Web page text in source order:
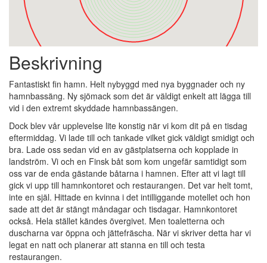
Beskrivning
Fantastiskt fin hamn. Helt nybyggd med nya byggnader och ny
hamnbassäng. Ny sjömack som det är väldigt enkelt att lägga till
vid i den extremt skyddade hamnbassängen.
Dock blev vår upplevelse lite konstig när vi kom dit på en tisdag
eftermiddag. Vi lade till och tankade vilket gick väldigt smidigt och
bra. Lade oss sedan vid en av gästplatserna och kopplade in
landström. Vi och en Finsk båt som kom ungefär samtidigt som
oss var de enda gästande båtarna i hamnen. Efter att vi lagt till
gick vi upp till hamnkontoret och restaurangen. Det var helt tomt,
inte en själ. Hittade en kvinna i det intilliggande motellet och hon
sade att det är stängt måndagar och tisdagar. Hamnkontoret
också. Hela stället kändes övergivet. Men toaletterna och
duscharna var öppna och jättefräscha. När vi skriver detta har vi
legat en natt och planerar att stanna en till och testa
restaurangen.